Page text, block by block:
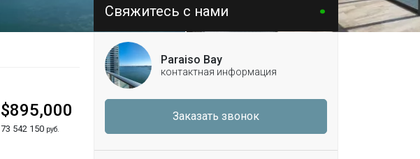
$895,000
73 542 150 руб.
Свяжитесь с нами
Paraiso Bay
контактная информация
Заказать звонок